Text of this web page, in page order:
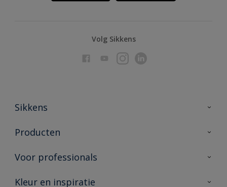
Volg Sikkens
Sikkens
Over Sikkens
Duurzaamheid
Producten
Producten voor binnen
Vind je verkooppunt
Voor professionals
Advies & service
Kleur en inspiratie